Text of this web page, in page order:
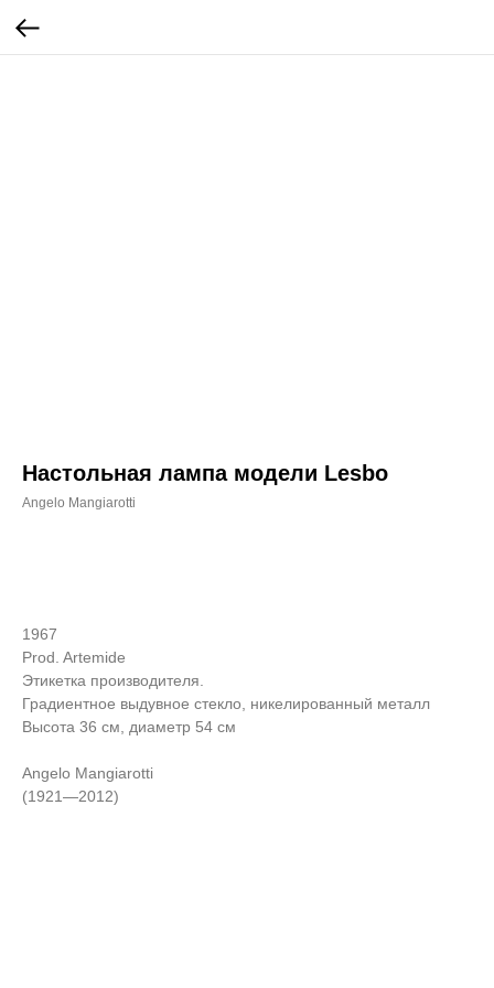
Настольная лампа модели Lesbo
Angelo Mangiarotti
1967
Prod. Artemide
Этикетка производителя.
Градиентное выдувное стекло, никелированный металл
Высота 36 см, диаметр 54 см
Angelo Mangiarotti
(1921—2012)